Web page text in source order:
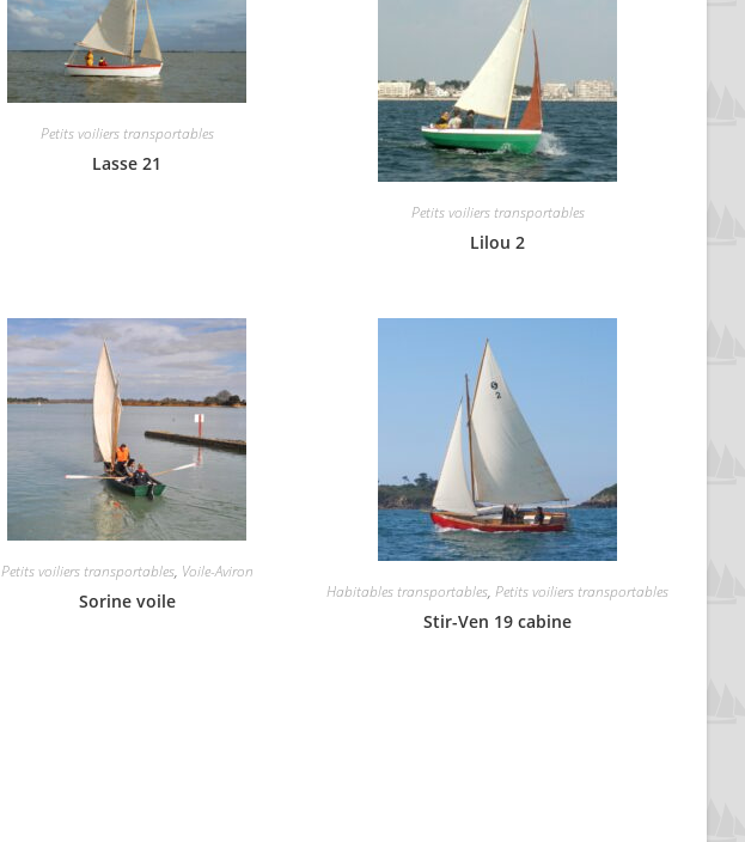
Petits voiliers transportables
Lasse 21
Petits voiliers transportables
Lilou 2
Petits voiliers transportables, Voile-Aviron
Sorine voile Habitables transportables, Petits voiliers transportables
Stir-Ven 19 cabine